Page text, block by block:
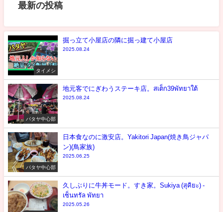
最新の投稿
タイメシ
掘っ立て小屋店の隣に掘っ建て小屋店
2025.08.24
パタヤ中心部
地元客でにぎわうステーキ店。สเต็ก39พัทยาใต้
2025.08.24
パタヤ中心部
日本食なのに激安店。Yakitori Japan(焼き鳥ジャパ
ン)(鳥家族)
2025.06.25
久しぶりに牛丼モード。すき家。Sukiya (สุคิยะ) -
เซ็นทรัล พัทยา
2025.05.26